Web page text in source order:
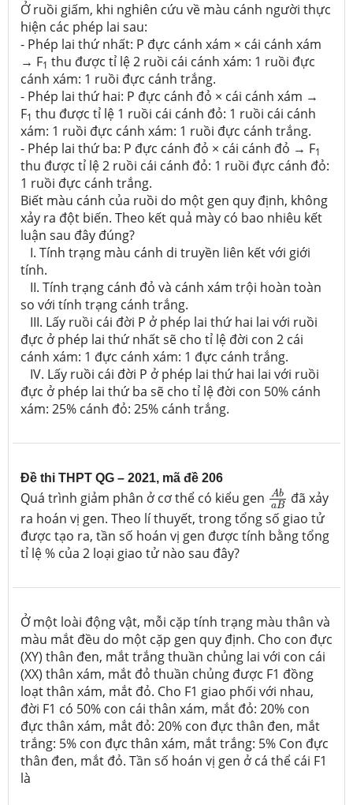
Ở ruồi giấm, khi nghiên cứu về màu cánh người thực
hiện các phép lai sau:
- Phép lai thứ nhất: P đực cánh xám × cái cánh xám
→ F1 thu được tỉ lệ 2 ruồi cái cánh xám: 1 ruồi đực
cánh xám: 1 ruồi đực cánh trắng.
- Phép lai thứ hai: P đực cánh đỏ × cái cánh xám →
F1 thu được tỉ lệ 1 ruồi cái cánh đỏ: 1 ruồi cái cánh
xám: 1 ruồi đực cánh xám: 1 ruồi đực cánh trắng.
- Phép lai thứ ba: P đực cánh đỏ × cái cánh đỏ → F1
thu được tỉ lệ 2 ruồi cái cánh đỏ: 1 ruồi đực cánh đỏ:
1 ruồi đực cánh trắng.
Biết màu cánh của ruồi do một gen quy định, không
xảy ra đột biến. Theo kết quả mày có bao nhiêu kết
luận sau đây đúng?
I. Tính trạng màu cánh di truyền liên kết với giới
tính.
II. Tính trạng cánh đỏ và cánh xám trội hoàn toàn
so với tính trạng cánh trắng.
III. Lấy ruồi cái đời P ở phép lai thứ hai lai với ruồi
đực ở phép lai thứ nhất sẽ cho tỉ lệ đời con 2 cái
cánh xám: 1 đực cánh xám: 1 đực cánh trắng.
IV. Lấy ruồi cái đời P ở phép lai thứ hai lai với ruồi
đực ở phép lai thứ ba sẽ cho tỉ lệ đời con 50% cánh
xám: 25% cánh đỏ: 25% cánh trắng.
Đề thi THPT QG – 2021, mã đề 206
Quá trình giảm phân ở cơ thể có kiểu gen Ab
aB
Ab B
đã xảy
ra hoán vị gen. Theo lí thuyết, trong tổng số giao tử
được tạo ra, tần số hoán vị gen được tính bằng tổng
tỉ lệ % của 2 loại giao tử nào sau đây?
Ở một loài động vật, mỗi cặp tính trạng màu thân và
màu mắt đều do một cặp gen quy định. Cho con đực
(XY) thân đen, mắt trắng thuần chủng lai với con cái
(XX) thân xám, mắt đỏ thuần chủng được F1 đồng
loạt thân xám, mắt đỏ. Cho F1 giao phối với nhau,
đời F1 có 50% con cái thân xám, mắt đỏ: 20% con
đực thân xám, mắt đỏ: 20% con đực thân đen, mắt
trắng: 5% con đực thân xám, mắt trắng: 5% Con đực
thân đen, mắt đỏ. Tần số hoán vị gen ở cá thể cái F1
là